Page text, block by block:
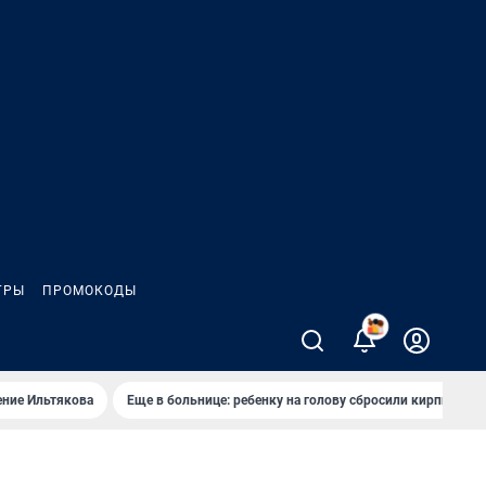
ПРОМОКОДЫ
2
Ильтякова Еще в больнице: ребенку на голову сбросили кирпич